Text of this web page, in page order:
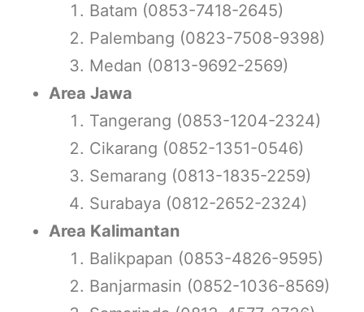
Batam (0853-7418-2645)
Palembang (0823-7508-9398)
Medan (0813-9692-2569)
Area Jawa
Tangerang (0853-1204-2324)
Cikarang (0852-1351-0546)
Semarang (0813-1835-2259)
Surabaya (0812-2652-2324)
Area Kalimantan
Balikpapan (0853-4826-9595)
Banjarmasin (0852-1036-8569)